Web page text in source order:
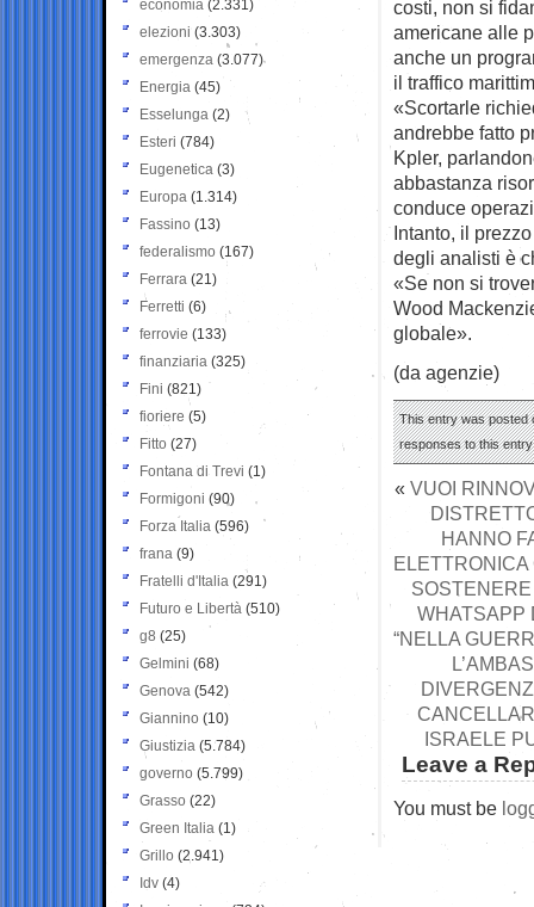
costi, non si
americane alle
anche un
il traffico
«Scortarle
andrebbe fatto
Kpler,
abbastanza
conduce
Intanto, il
degli analisti è
«Se non si
Wood
globale».
(da agenzie)
This entry was posted
responses to this
« VUOI
HANNO
WHATSAPP
“NELLA
ISRAELE
Leave a
You must be
economia (2.331)
elezioni (3.303)
emergenza (3.077)
Energia (45)
Esselunga (2)
Esteri (784)
Eugenetica (3)
Europa (1.314)
Fassino (13)
federalismo (167)
Ferrara (21)
Ferretti (6)
ferrovie (133)
finanziaria (325)
Fini (821)
fioriere (5)
Fitto (27)
Fontana di Trevi (1)
Formigoni (90)
Forza Italia (596)
frana (9)
Fratelli d'Italia (291)
Futuro e Libertà (510)
g8 (25)
Gelmini (68)
Genova (542)
Giannino (10)
Giustizia (5.784)
governo (5.799)
Grasso (22)
Green Italia (1)
Grillo (2.941)
Idv (4)